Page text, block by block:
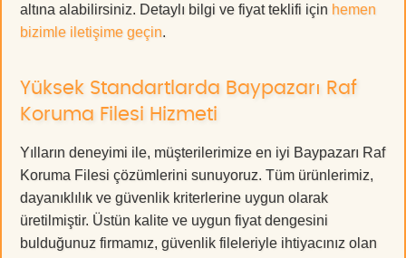
altına alabilirsiniz. Detaylı bilgi ve fiyat teklifi için hemen
bizimle iletişime geçin.
Yüksek Standartlarda Baypazarı Raf
Koruma Filesi Hizmeti
Yılların deneyimi ile, müşterilerimize en iyi Baypazarı Raf
Koruma Filesi çözümlerini sunuyoruz. Tüm ürünlerimiz,
dayanıklılık ve güvenlik kriterlerine uygun olarak
üretilmiştir. Üstün kalite ve uygun fiyat dengesini
bulduğunuz firmamız, güvenlik fileleriyle ihtiyacınız olan